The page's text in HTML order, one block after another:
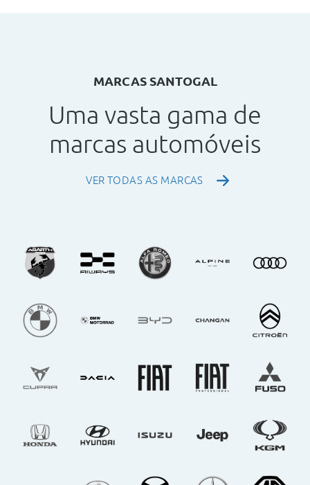
MARCAS SANTOGAL
Uma vasta gama de
marcas automóveis
VER TODAS AS MARCAS